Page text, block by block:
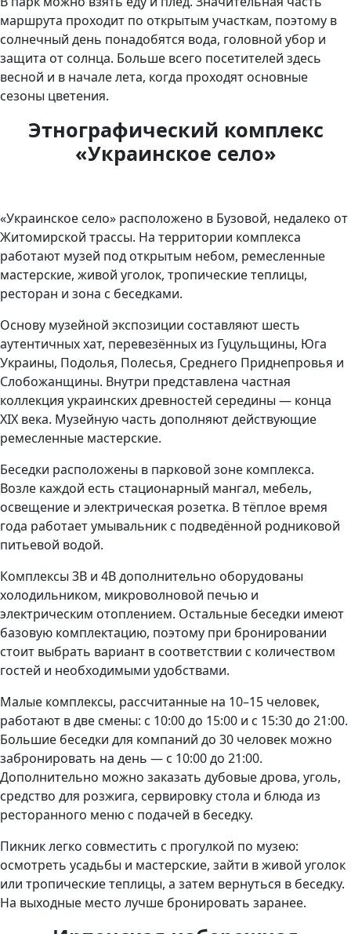
маршрута проходит по открытым участкам, поэтому в
солнечный день понадобятся вода, головной убор и
защита от солнца. Больше всего посетителей здесь
весной и в начале лета, когда проходят основные
сезоны цветения.
Этнографический комплекс
«Украинское село»
«Украинское село» расположено в Бузовой, недалеко от
Житомирской трассы. На территории комплекса
работают музей под открытым небом, ремесленные
мастерские, живой уголок, тропические теплицы,
ресторан и зона с беседками.
Основу музейной экспозиции составляют шесть
аутентичных хат, перевезённых из Гуцульщины, Юга
Украины, Подолья, Полесья, Среднего Приднепровья и
Слобожанщины. Внутри представлена частная
коллекция украинских древностей середины — конца
XIX века. Музейную часть дополняют действующие
ремесленные мастерские.
Беседки расположены в парковой зоне комплекса.
Возле каждой есть стационарный мангал, мебель,
освещение и электрическая розетка. В тёплое время
года работает умывальник с подведённой родниковой
питьевой водой.
Комплексы 3В и 4В дополнительно оборудованы
холодильником, микроволновой печью и
электрическим отоплением. Остальные беседки имеют
базовую комплектацию, поэтому при бронировании
стоит выбрать вариант в соответствии с количеством
гостей и необходимыми удобствами.
Малые комплексы, рассчитанные на 10–15 человек,
работают в две смены: с 10:00 до 15:00 и с 15:30 до 21:00.
Большие беседки для компаний до 30 человек можно
забронировать на день — с 10:00 до 21:00.
Дополнительно можно заказать дубовые дрова, уголь,
средство для розжига, сервировку стола и блюда из
ресторанного меню с подачей в беседку.
Пикник легко совместить с прогулкой по музею:
осмотреть усадьбы и мастерские, зайти в живой уголок
или тропические теплицы, а затем вернуться в беседку.
На выходные место лучше бронировать заранее.